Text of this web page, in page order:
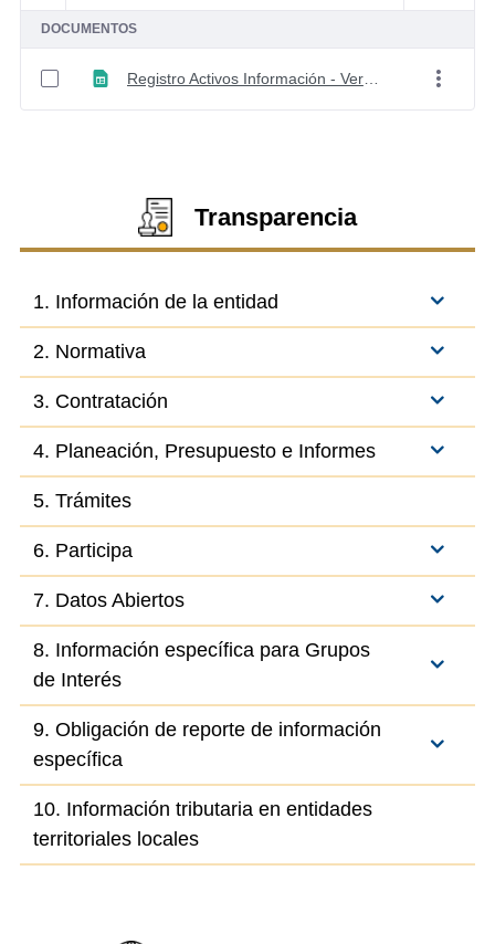
DOCUMENTOS
Registro Activos Información - Versión 5
Transparencia
1. Información de la entidad
2. Normativa
3. Contratación
4. Planeación, Presupuesto e Informes
5. Trámites
6. Participa
7. Datos Abiertos
8. Información específica para Grupos
de Interés
9. Obligación de reporte de información
específica
10. Información tributaria en entidades
territoriales locales